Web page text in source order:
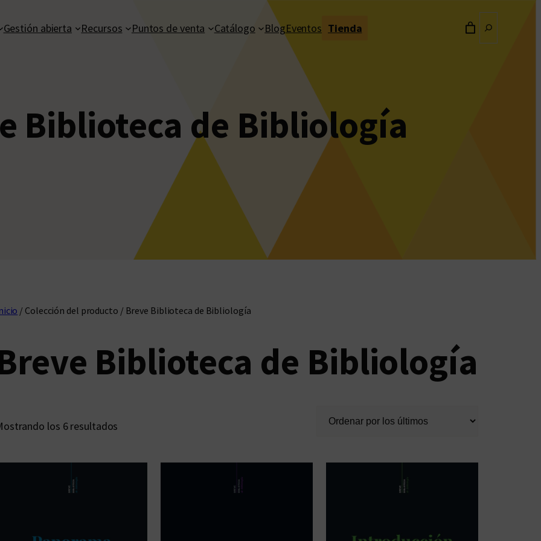
Gestión abierta Recursos Puntos de venta Catálogo BlogEventos Tienda
Biblioteca de Bibliología
/ Colección del producto / Breve Biblioteca de Bibliología
Biblioteca de Bibliología
los 6 resultados